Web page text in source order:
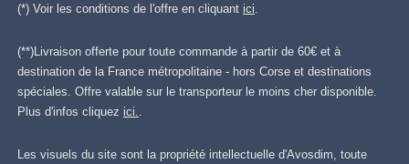
(*) Voir les conditions de l'offre en cliquant ici
(**)Livraison offerte pour toute commande à partir de 60€ et à
destination de la France métropolitaine - hors Corse et destinations
spéciales. Offre valable sur le transporteur le moins cher disponible.
Plus d'infos cliquez ici.
Les visuels du site sont la propriété intellectuelle d'Avosdim, toute